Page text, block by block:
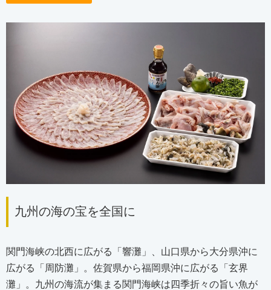
九州の海の宝を全国に
関門海峡の北西に広がる「響灘」、山口県から大分県沖に
広がる「周防灘」。佐賀県から福岡県沖に広がる「玄界
灘」。九州の海流が集まる関門海峡は四季折々の旨い魚が